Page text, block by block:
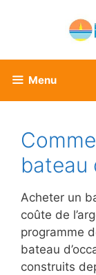
Menu
bateau
Acheter un
coûte de
programme
bateau
construits